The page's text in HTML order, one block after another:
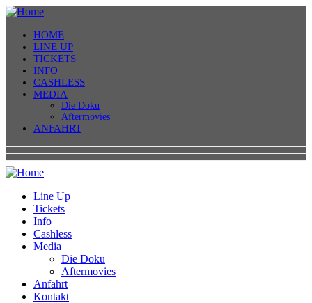
HOME
LINE UP
TICKETS
INFO
CASHLESS
MEDIA
Die Doku
Aftermovies
ANFAHRT
Line Up
Tickets
Info
Cashless
Media
Die Doku
Aftermovies
Anfahrt
Kontakt